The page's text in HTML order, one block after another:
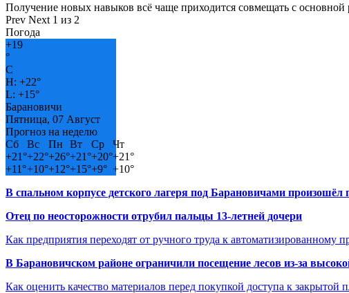
Получение новых навыков всё чаще приходится совмещать с
Prev Next 1 из 2
Погода
+19
°
C
H: +22°
L: +15°
Барановичи
Пятница, 07 Август
Прогноз на неделю
Сб
Вс Пн Вт Ср
Чт
+21°+22°+26°+21°+20°+21°
+11°+10°+12°+15°+9° +10°
В спальном корпусе детского лагеря под Барановичами произошёл
Отец по неосторожности отрубил пальцы 13-летней дочери
Как предприятия переходят от ручного труда к автоматизированному
В Барановичском районе ограничили посещение лесов из-за
Как оценить качество материалов перед покупкой доступа к закрытой